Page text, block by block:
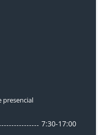
presencial
7:30-17:00